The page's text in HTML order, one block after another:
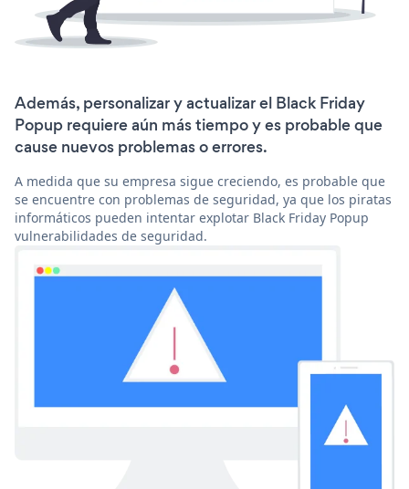
Además, personalizar y actualizar el Black Friday
Popup requiere aún más tiempo y es probable que
cause nuevos problemas o errores.
A medida que su empresa sigue creciendo, es probable que
se encuentre con problemas de seguridad, ya que los piratas
informáticos pueden intentar explotar Black Friday Popup
vulnerabilidades de seguridad.